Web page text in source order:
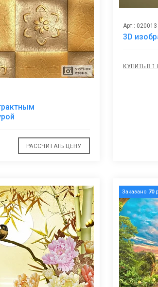
РАССЧИТАТЬ ЦЕНУ
Арт.: 020013
3D
КУПИТЬ В 1
Заказано 70